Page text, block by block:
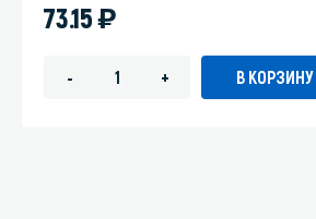
73.15)
- + В КОРЗИНУ